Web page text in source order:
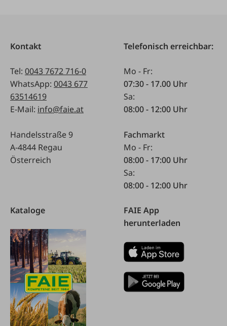
Kontakt
Tel: 0043 7672 716-0
WhatsApp: 0043 677
63514619
E-Mail: info@faie.at
Handelsstraße 9
A-4844 Regau
Österreich
Telefonisch erreichbar:
Mo - Fr:
07:30 - 17.00 Uhr
Sa:
08:00 - 12:00 Uhr
Fachmarkt
Mo - Fr:
08:00 - 17:00 Uhr
Sa:
08:00 - 12:00 Uhr
Kataloge
FAIE App
herunterladen